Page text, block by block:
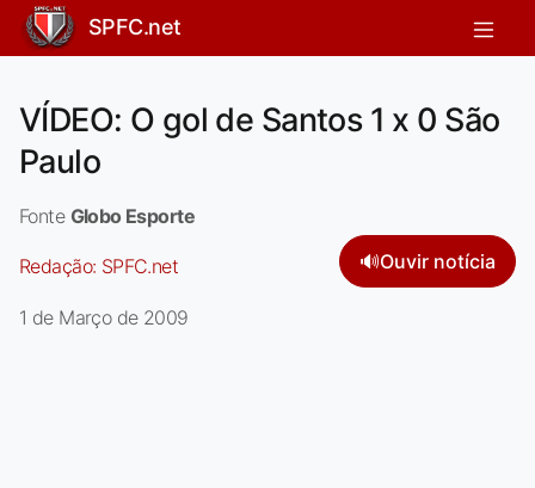
SPFC.net
VÍDEO: O gol de Santos 1 x 0 São
Paulo
Fonte Globo Esporte
Redação: SPFC.net 🔊Ouvir notícia
1 de Março de 2009